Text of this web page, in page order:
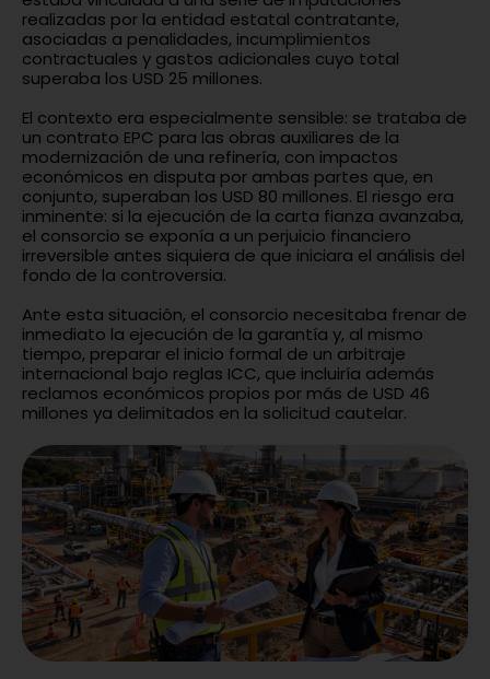
realizadas por la entidad estatal contratante,
asociadas a penalidades, incumplimientos
contractuales y gastos adicionales cuyo total
superaba los USD 25 millones.
El contexto era especialmente sensible: se trataba de
un contrato EPC para las obras auxiliares de la
modernización de una refinería, con impactos
económicos en disputa por ambas partes que, en
conjunto, superaban los USD 80 millones. El riesgo era
inminente: si la ejecución de la carta fianza avanzaba,
el consorcio se exponía a un perjuicio financiero
irreversible antes siquiera de que iniciara el análisis del
fondo de la controversia.
Ante esta situación, el consorcio necesitaba frenar de
inmediato la ejecución de la garantía y, al mismo
tiempo, preparar el inicio formal de un arbitraje
internacional bajo reglas ICC, que incluiría además
reclamos económicos propios por más de USD 46
millones ya delimitados en la solicitud cautelar.